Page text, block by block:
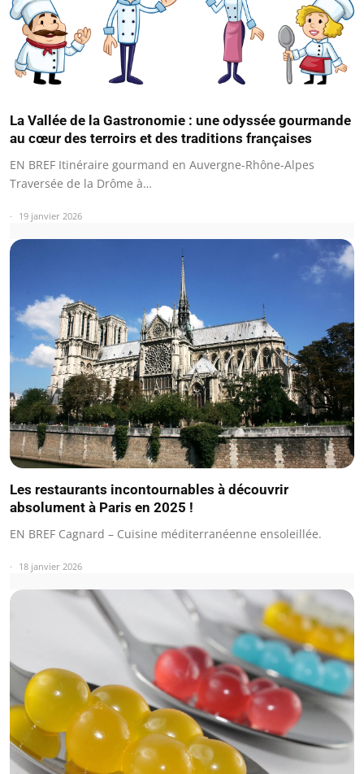
La Vallée de la Gastronomie : une odyssée gourmande
au cœur des terroirs et des traditions françaises
EN BREF Itinéraire gourmand en Auvergne-Rhône-Alpes
Traversée de la Drôme à…
19 janvier 2026
Les restaurants incontournables à découvrir
absolument à Paris en 2025 !
EN BREF Cagnard – Cuisine méditerranéenne ensoleillée.
18 janvier 2026